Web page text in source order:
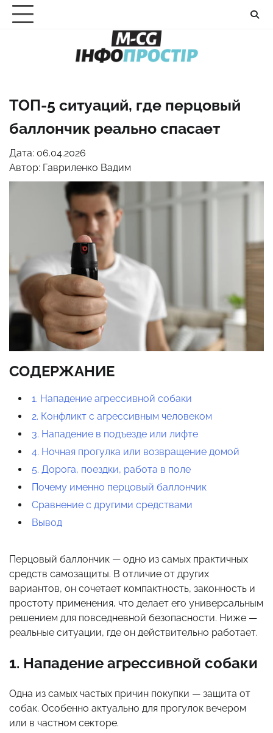
Перейти
ТОП-5 ситуаций, где перцовый
баллончик реально спасает
Дата: 06.04.2026
Автор: Гавриленко Вадим
СОДЕРЖАНИЕ
1. Нападение агрессивной собаки
2. Конфликт с агрессивным человеком
3. Нападение в подъезде или лифте
4. Ночная прогулка или возвращение домой
5. Дорога, поездки, работа в поле
Почему именно перцовый баллончик
Сравнение с другими средствами
Вывод
Перцовый баллончик — одно из самых практичных
средств самозащиты. В отличие от других
вариантов, он сочетает компактность, законность и
простоту применения, что делает его универсальным
решением для повседневной безопасности. Ниже —
реальные ситуации, где он действительно работает.
1. Нападение агрессивной собаки
Одна из самых частых причин покупки — защита от
собак. Особенно актуально для прогулок вечером
или в частном секторе.